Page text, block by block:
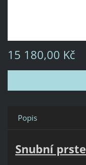
15 180,00 Kč
Popis
Snubní